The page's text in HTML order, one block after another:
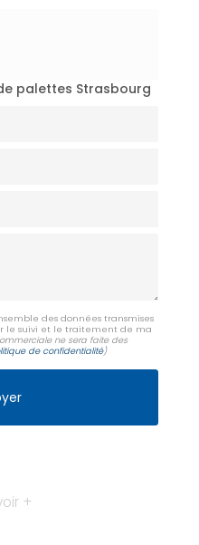
palettes Strasbourg
des données transmises
le suivi et le traitement de ma
ne sera faite des
de confidentialité)
+